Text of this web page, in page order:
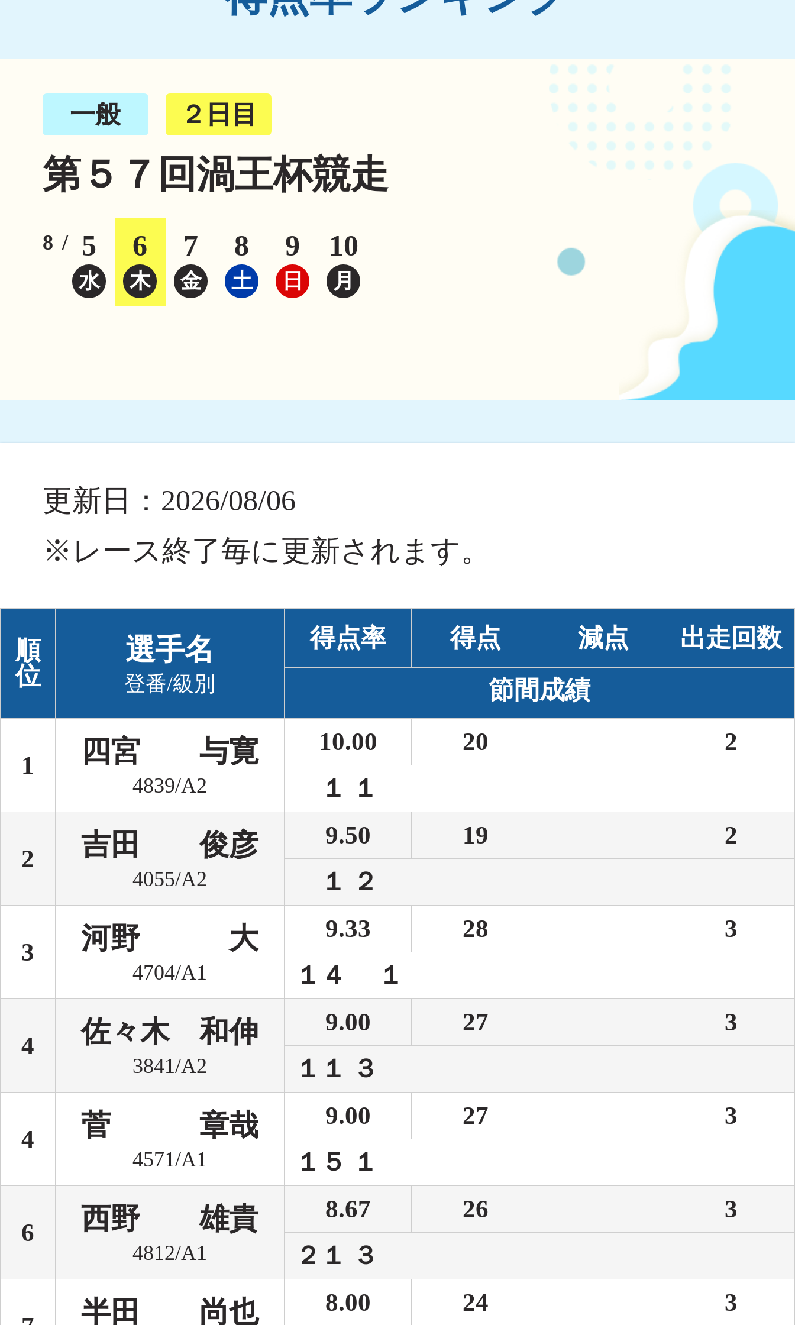
一般 ２日目
第５７回渦王杯競走
8 5
水
6
木
7
金
8
土
9
日
10
月
更新日：2026/08/06
※レース終了毎に更新されます。
順
位
選手名
登番/級別
得点率 得点 減点
出走回数
節間成績
1 四宮 与寛
4839/A2
10.00 20
2
１ １
2 吉田 俊彦
4055/A2
9.50 19
2
１ ２
3 河野 大
4704/A1
9.33 28
3
１４ １
4 佐々木 和伸
3841/A2
9.00 27
3
１１ ３
4 菅 章哉
4571/A1
9.00 27
3
１５ １
6 西野 雄貴
4812/A1
8.67 26
3
２１ ３
半田 尚也 8.00 24
3